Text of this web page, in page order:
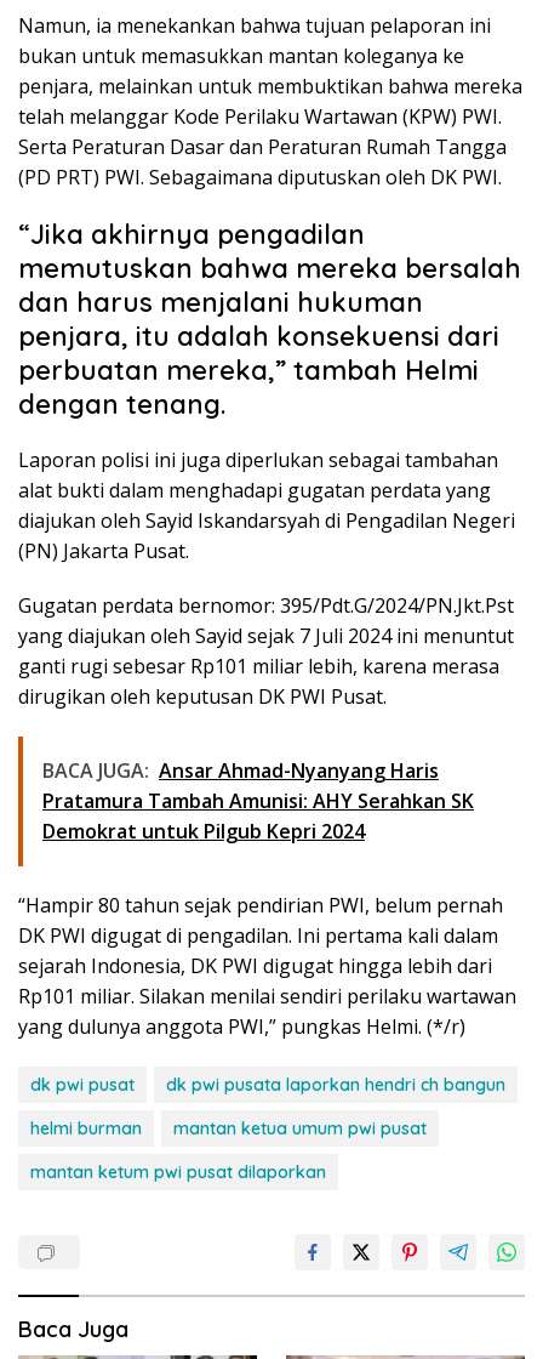
Namun, ia menekankan bahwa tujuan pelaporan ini
bukan untuk memasukkan mantan koleganya ke
penjara, melainkan untuk membuktikan bahwa mereka
telah melanggar Kode Perilaku Wartawan (KPW) PWI.
Serta Peraturan Dasar dan Peraturan Rumah Tangga
(PD PRT) PWI. Sebagaimana diputuskan oleh DK PWI.
“Jika akhirnya pengadilan
memutuskan bahwa mereka bersalah
dan harus menjalani hukuman
penjara, itu adalah konsekuensi dari
perbuatan mereka,” tambah Helmi
dengan tenang.
Laporan polisi ini juga diperlukan sebagai tambahan
alat bukti dalam menghadapi gugatan perdata yang
diajukan oleh Sayid Iskandarsyah di Pengadilan Negeri
(PN) Jakarta Pusat.
Gugatan perdata bernomor: 395/Pdt.G/2024/PN.Jkt.Pst
yang diajukan oleh Sayid sejak 7 Juli 2024 ini menuntut
ganti rugi sebesar Rp101 miliar lebih, karena merasa
dirugikan oleh keputusan DK PWI Pusat.
BACA JUGA: Ansar Ahmad-Nyanyang Haris
Pratamura Tambah Amunisi: AHY Serahkan SK
Demokrat untuk Pilgub Kepri 2024
“Hampir 80 tahun sejak pendirian PWI, belum pernah
DK PWI digugat di pengadilan. Ini pertama kali dalam
sejarah Indonesia, DK PWI digugat hingga lebih dari
Rp101 miliar. Silakan menilai sendiri perilaku wartawan
yang dulunya anggota PWI,” pungkas Helmi. (*/r)
dk pwi pusat
dk pwi pusata laporkan hendri ch bangun
helmi burman
mantan ketua umum pwi pusat
mantan ketum pwi pusat dilaporkan
Baca Juga